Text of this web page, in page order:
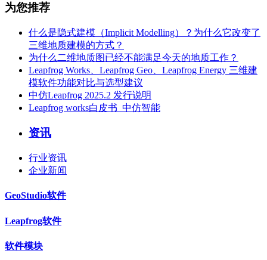
为您推荐
什么是隐式建模（Implicit Modelling）？为什么它改变了
三维地质建模的方式？
为什么二维地质图已经不能满足今天的地质工作？
Leapfrog Works、Leapfrog Geo、Leapfrog Energy 三维建
模软件功能对比与选型建议
中仿Leapfrog 2025.2 发行说明
Leapfrog works白皮书_中仿智能
资讯
行业资讯
企业新闻
GeoStudio软件
Leapfrog软件
软件模块